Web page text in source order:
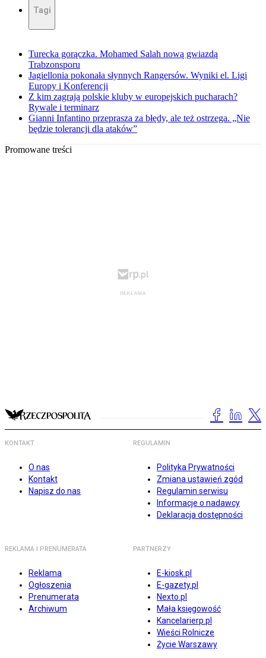
Tagi
Turecka gorączka. Mohamed Salah nową gwiazdą
Trabzonsporu
Jagiellonia pokonała słynnych Rangersów. Wyniki el. Ligi
Europy i Konferencji
Z kim zagrają polskie kluby w europejskich pucharach?
Rywale i terminarz
Gianni Infantino przeprasza za błędy, ale też ostrzega. „Nie
będzie tolerancji dla ataków”
Promowane treści
KONTAKT
O nas
Kontakt
Napisz do nas
REGULAMIN
Polityka Prywatności
Zmiana ustawień zgód
Regulamin serwisu
Informacje o nadawcy
Deklaracja dostępności
REKLAMA I PRENUMERATA
Reklama
Ogłoszenia
Prenumerata
Archiwum
PARTNERZY
E-kiosk.pl
E-gazety.pl
Nexto.pl
Mała księgowość
Kancelarierp.pl
Wieści Rolnicze
Życie Warszawy